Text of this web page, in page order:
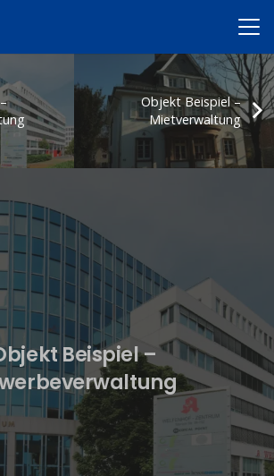
Objekt Beispiel –
Mietverwaltung
Beispiel –